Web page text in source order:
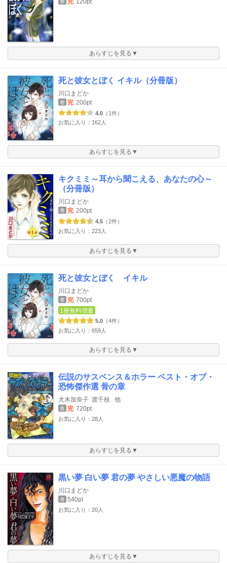
あらすじを見る▼
死と彼女とぼく イキル（分冊版）
川口まどか
巻 完 200pt
4.0 （1件）
お気に入り：162人
あらすじを見る▼
キクミミ～耳から聞こえる、あなたの心～
（分冊版）
川口まどか
巻 完 200pt
4.5 （2件）
お気に入り：223人
あらすじを見る▼
死と彼女とぼく イキル
川口まどか
巻 完 700pt
1冊無料増量
5.0 （4件）
お気に入り：659人
あらすじを見る▼
伝説のサスペンス＆ホラー ベスト・オブ・
恐怖傑作選 骨の章
犬木加奈子 渡千枝 他
巻 完 720pt
お気に入り：28人
あらすじを見る▼
黒い夢 白い夢 君の夢 やさしい悪魔の物語
川口まどか
巻 540pt
お気に入り：20人
あらすじを見る▼